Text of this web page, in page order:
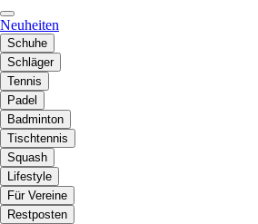
Neuheiten
Schuhe
Schläger
Tennis
Padel
Badminton
Tischtennis
Squash
Lifestyle
Für Vereine
Restposten